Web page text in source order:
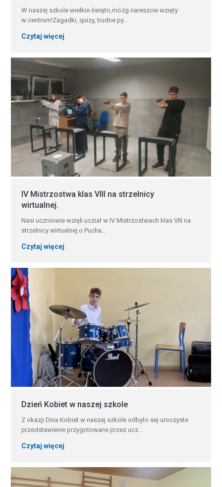
W naszej szkole wielkie święto,mózg nareszcie wzięty
w centrum!Zagadki, quizy, trudne py...
Czytaj więcej
IV Mistrzostwa klas VIII na strzelnicy
wirtualnej.
Nasi uczniowie wzięli ucział w IV Mistrzostwach klas VIII na
strzelnicy wirtualnej o Pucha...
Czytaj więcej
Dzień Kobiet w naszej szkole
Z okazji Dnia Kobiet w naszej szkole odbyło się uroczyste
przedstawienie przygotowane przez ucz...
Czytaj więcej